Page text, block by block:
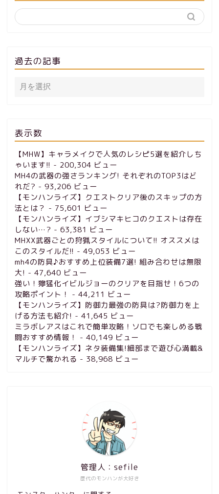
過去の記事
表示数
【MHW】キャラメイクで人気のレシピ5選を紹介しち
ゃいます!! - 200,304 ビュー
MH4の武器の強さランキング! それぞれのTOP3はど
れだ? - 93,206 ビュー
【モンハンライズ】クエストクリア後のスキップの方
法とは？ - 75,601 ビュー
【モンハンライズ】イブシマキヒコのクエストは存在
しない…? - 63,381 ビュー
MHXX武器ごとの狩猟スタイルについて!! オススメは
このスタイルだ!! - 49,053 ビュー
mh4の防具♪おすすめ上位装備7選! 組み合わせは無限
大! - 47,640 ビュー
強い！獰猛化イビルジョーのクリアを目指せ！6つの
攻略ポイント！
- 44,211 ビュー
【モンハンライズ】防御力最強の防具は?防御力を上
げる方法も紹介! - 41,645 ビュー
ミラボレアスはこれで簡単攻略！ソロでも楽しめる戦
闘おすすめ情報！
- 40,149 ビュー
【モンハンライズ】ネタ装備集!細部まで遊び心満載&
マルチで驚かれる - 38,968 ビュー
歴代のモンハンが大好き
管理人：sefile